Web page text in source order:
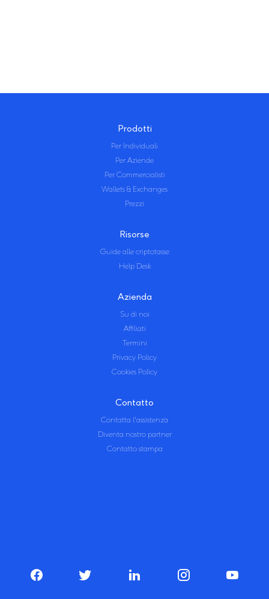
Prodotti
Per Individuali
Per Aziende
Per Commercialisti
Wallets & Exchanges
Prezzi
Risorse
Guide alle criptotasse
Help Desk
Azienda
Su di noi
Affiliati
Termini
Privacy Policy
Cookies Policy
Contatto
Contatta l'assistenza
Diventa nostro partner
Contatto stampa